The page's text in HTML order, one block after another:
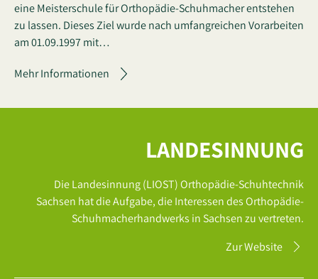
eine Meisterschule für Orthopädie-Schuhmacher entstehen
zu lassen. Dieses Ziel wurde nach umfangreichen Vorarbeiten
am 01.09.1997 mit…
Mehr Informationen
LANDESINNUNG
Die Landesinnung (LIOST) Orthopädie-Schuhtechnik
Sachsen hat die Aufgabe, die Interessen des Orthopädie-
Schuhmacherhandwerks in Sachsen zu vertreten.
Zur Website